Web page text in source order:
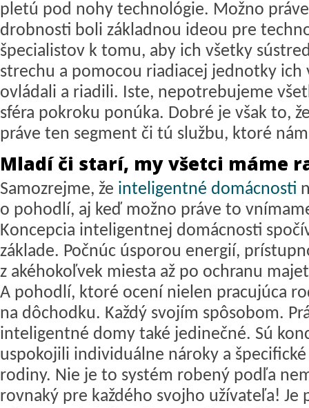
pletú pod nohy technológie. Možno
drobnosti boli základnou ideou pre
špecialistov k tomu, aby ich všetky
strechu a pomocou riadiacej jednotky ich
ovládali a riadili. Iste, nepotrebujeme
sféra pokroku ponúka. Dobré je však to,
práve ten segment či tú službu, ktoré
Mladí či starí, my všetci máme
Samozrejme, že inteligentné domácnosti
o pohodlí, aj keď možno práve to
Koncepcia inteligentnej domácnosti
základe. Počnúc úsporou energií,
z akéhokoľvek miesta až po ochranu
A pohodlí, ktoré ocení nielen pracujúca
na dôchodku. Každý svojím spôsobom.
inteligentné domy také jedinečné. Sú
uspokojili individuálne nároky a
rodiny. Nie je to systém robený podľa
rovnaký pre každého svojho užívateľa! Je